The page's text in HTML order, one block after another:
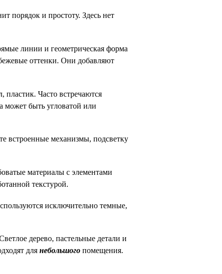
порядок и простоту. Здесь нет
линии и геометрическая форма
оттенки. Они добавляют
пластик. Часто встречаются
может быть угловатой или
встроенные механизмы, подсветку
материалы с элементами
текстурой.
исключительно темные,
дерево, пастельные детали и
для небольшого помещения.